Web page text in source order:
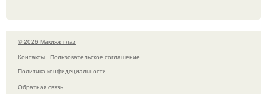
© 2026 Макияж глаз
Контакты
Пользовательское соглашение
Политика конфидециальности
Обратная связь